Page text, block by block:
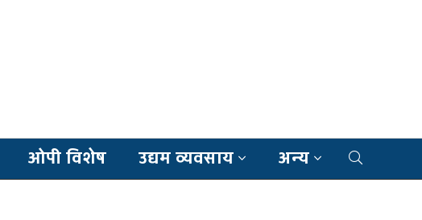
ओपी विशेष उद्यम व्यवसाय अन्य